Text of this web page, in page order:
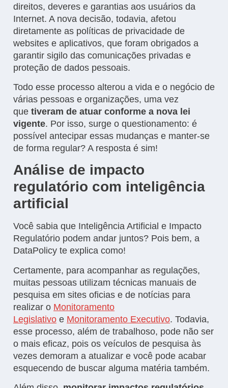
direitos, deveres e garantias aos usuários da
Internet. A nova decisão, todavia, afetou
diretamente as políticas de privacidade de
websites e aplicativos, que foram obrigados a
garantir sigilo das comunicações privadas e
proteção de dados pessoais.
Todo esse processo alterou a vida e o negócio de
várias pessoas e organizações, uma vez
que tiveram de atuar conforme a nova lei
vigente. Por isso, surge o questionamento: é
possível antecipar essas mudanças e manter-se
de forma regular? A resposta é sim!
Análise de impacto
regulatório com inteligência
artificial
Você sabia que Inteligência Artificial e Impacto
Regulatório podem andar juntos? Pois bem, a
DataPolicy te explica como!
Certamente, para acompanhar as regulações,
muitas pessoas utilizam técnicas manuais de
pesquisa em sites oficias e de notícias para
realizar o Monitoramento
Legislativo e Monitoramento Executivo. Todavia,
esse processo, além de trabalhoso, pode não ser
o mais eficaz, pois os veículos de pesquisa às
vezes demoram a atualizar e você pode acabar
esquecendo de buscar alguma matéria também.